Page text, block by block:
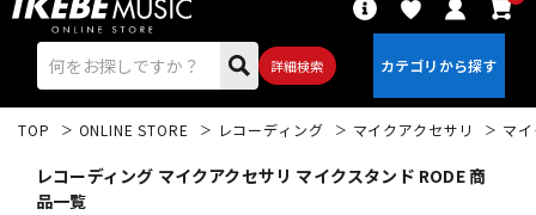
詳細検索
TOP ONLINE STORE レコーディング マイクアクセサリ マ
レコーディング マイクアクセサリ マイクスタンド RODE 商
品一覧